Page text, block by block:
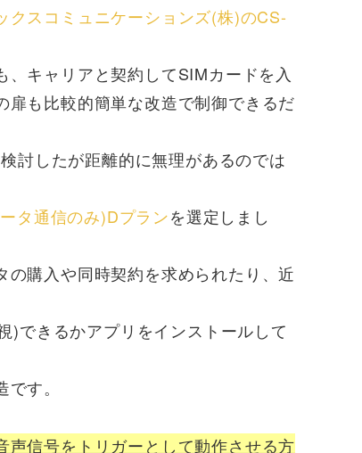
クスコミュニケーションズ(株)のCS-
キャリアと契約してSIMカードを入
も比較的簡単な改造で制御できるだ
討したが距離的に無理があるのでは
タ通信のみ)Dプランを選定しまし
の購入や同時契約を求められたり、近
)できるかアプリをインストールして
す。
信号をトリガーとして動作させる方